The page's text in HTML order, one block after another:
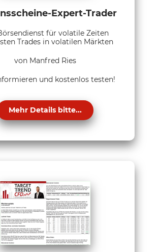
Expert-Trader
für volatile Zeiten
Trades in volatilen Märkten
von Manfred Ries
und kostenlos testen!
Mehr Details bitte...